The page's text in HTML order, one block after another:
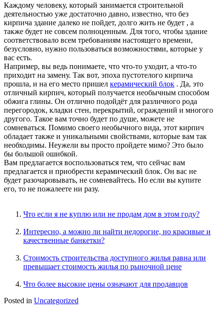
Каждому человеку, который занимается строительной
деятельностью уже достаточно давно, известно, что без
кирпича здание далеко не пойдет, долго жить не будет , а
также будет не совсем полноценным. Для того, чтобы здание
соответствовало всем требованиям настоящего времени,
безусловно, нужно пользоваться возможностями, которые у
вас есть.
Например, вы ведь понимаете, что что-то уходит, а что-то
приходит на замену. Так вот, эпоха пустотелого кирпича
прошла, и на его место пришел керамический блок . Да, это
отличный кирпич, который получается необычным способом
обжига глины. Он отлично подойдёт для различного рода
перегородок, кладки стен, перекрытий, ограждений и многого
другого. Такое вам точно будет по душе, можете не
сомневаться. Помимо своего необычного вида, этот кирпич
обладает также и уникальными свойствами, которые вам так
необходимы. Неужели вы просто пройдете мимо? Это было
бы большой ошибкой.
Вам предлагается воспользоваться тем, что сейчас вам
предлагается и приобрести керамический блок. Он вас не
будет разочаровывать, не сомневайтесь. Но если вы купите
его, то не пожалеете ни разу.
Что если я не куплю или не продам дом в этом году?
Интересно, а можно ли найти недорогие, но красивые и
качественные банкетки?
Стоимость строительства доступного жилья равна или
превышает стоимость жилья по рыночной цене
Что более высокие цены означают для продавцов
Posted in Uncategorized